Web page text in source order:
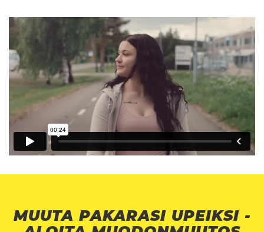
MUUTA PAKARASI UPEIKSI -